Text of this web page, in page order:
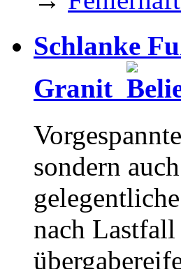
Schlanke
Granit
sondern
nach